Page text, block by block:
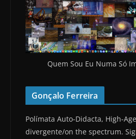
Quem Sou Eu Numa Só
Gonçalo Ferreira
Polímata Auto-Didacta, High-
divergente/on the spectrum.